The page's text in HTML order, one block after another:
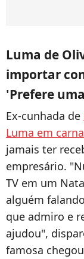
Luma de
importar
'Prefere
Ex-cunhada de
Luma em
jamais ter
empresário.
TV em um
alguém
que admiro e
ajudou",
famosa